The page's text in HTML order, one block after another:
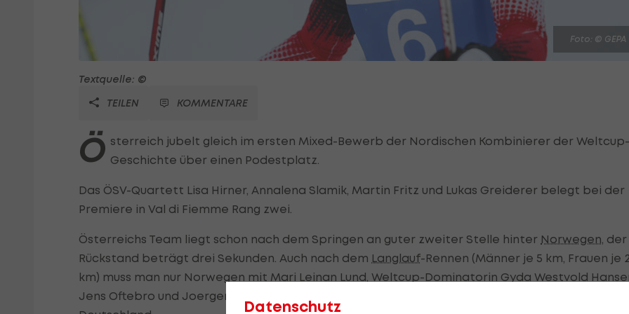
Foto: © GEPA
Textquelle: ©
TEILEN
KOMMENTARE
Ö sterreich jubelt gleich im ersten Mixed-Bewerb der Nordischen Kombinierer der Weltcup-
Geschichte über einen Podestplatz.
Das ÖSV-Quartett Lisa Hirner, Annalena Slamik, Martin Fritz und Lukas Greiderer belegt bei der
Premiere in Val di Fiemme Rang zwei.
Österreichs Team liegt schon nach dem Springen an guter zweiter Stelle hinter Norwegen, der
Rückstand beträgt drei Sekunden. Auch nach dem Langlauf-Rennen (Männer je 5 km, Frauen je
km) muss man nur Norwegen mit Mari Leinan Lund, Weltcup-Dominatorin Gyda Westvold
Jens Oftebro und Joergen Graabak um 10,5 Sekunden den Vortritt lassen. Rang drei geht an
Datenschutz